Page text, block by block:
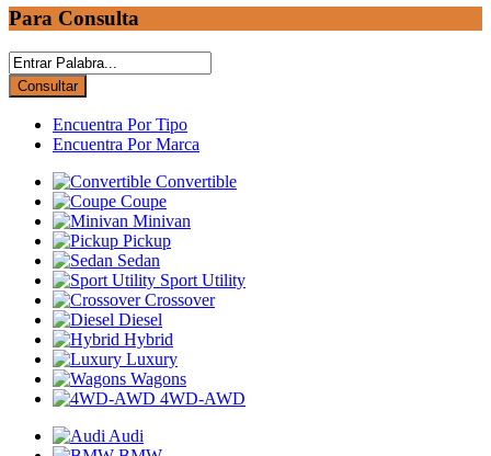
Para Consulta
Encuentra Por Tipo
Encuentra Por Marca
Convertible
Coupe
Minivan
Pickup
Sedan
Sport Utility
Crossover
Diesel
Hybrid
Luxury
Wagons
4WD-AWD
Audi